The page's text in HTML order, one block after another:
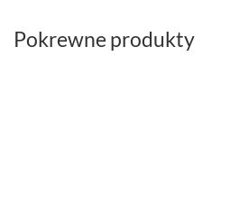
Pokrewne produkty